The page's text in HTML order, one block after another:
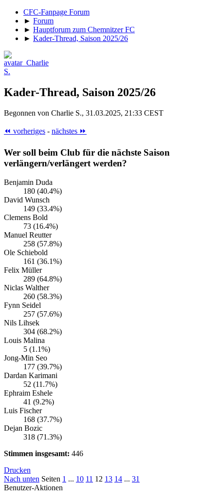
CFC-Fanpage Forum
► Forum
► Hauptforum zum Chemnitzer FC
► Kader-Thread, Saison 2025/26
Kader-Thread, Saison 2025/26
Begonnen von Charlie S., 31.03.2025, 21:33 CEST
⏪ vorheriges - nächstes ⏩
Wer soll beim Club für die nächste Saison
verlängern/verlängert werden?
Benjamin Duda
180 (40.4%)
David Wunsch
149 (33.4%)
Clemens Bold
73 (16.4%)
Manuel Reutter
258 (57.8%)
Ole Schiebold
161 (36.1%)
Felix Müller
289 (64.8%)
Niclas Walther
260 (58.3%)
Fynn Seidel
257 (57.6%)
Nils Lihsek
304 (68.2%)
Louis Malina
5 (1.1%)
Jong-Min Seo
177 (39.7%)
Dardan Karimani
52 (11.7%)
Ephraim Eshele
41 (9.2%)
Luis Fischer
168 (37.7%)
Dejan Bozic
318 (71.3%)
Stimmen insgesamt: 446
Drucken
Nach unten Seiten 1 ... 10 11 12 13 14 ... 31
Benutzer-Aktionen